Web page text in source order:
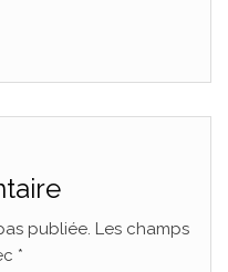
publiée. Les champs
*